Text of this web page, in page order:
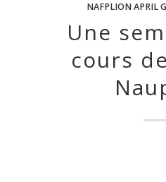
NAFPLIONAPRIL
Une
cours